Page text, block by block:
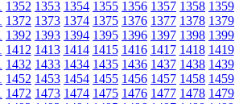
1352 1353 1354 1355 1356 1357 1358 1359
1372 1373 1374 1375 1376 1377 1378 1379
1392 1393 1394 1395 1396 1397 1398 1399
1412 1413 1414 1415 1416 1417 1418 1419
1432 1433 1434 1435 1436 1437 1438 1439
1452 1453 1454 1455 1456 1457 1458 1459
1472 1473 1474 1475 1476 1477 1478 1479